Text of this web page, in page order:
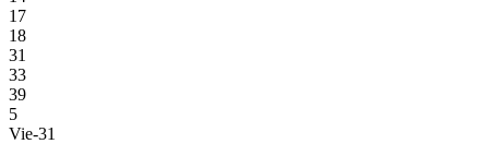
17
18
31
33
39
5
Vie-31